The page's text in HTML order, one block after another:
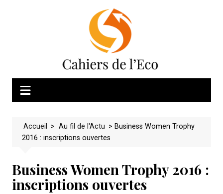
Accueil > Au fil de l'Actu > Business Women Trophy
2016 : inscriptions ouvertes
Business Women Trophy 2016 :
inscriptions ouvertes